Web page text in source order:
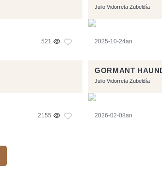
521
Julio Vidorreta Zubeldía
2025-10-24an
2155
GORMANT
Julio Vidorreta Zubeldía
2026-02-08an